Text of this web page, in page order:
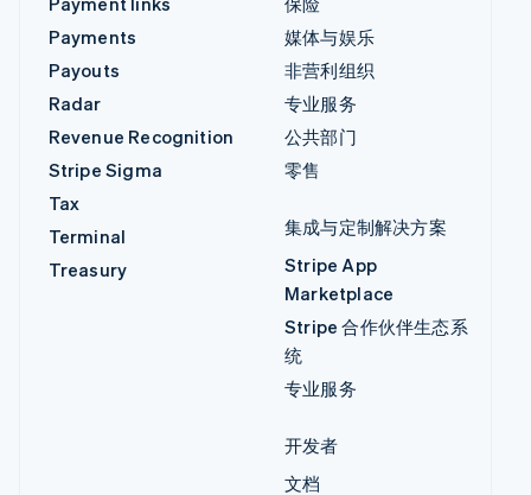
Payments
Payouts
Radar
Revenue Recognition
Stripe Sigma
Tax
Terminal
Treasury
媒体与娱乐
非营利组织
专业服务
公共部门
零售
集成与定制解决方案
Stripe App
Marketplace
Stripe 合作伙伴生态系
统
专业服务
开发者
文档